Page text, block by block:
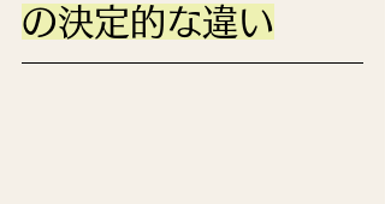
の決定的な違い